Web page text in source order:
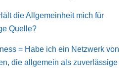
die Allgemeinheit mich für
Quelle?
= Habe ich ein Netzwerk von
die allgemein als zuverlässige